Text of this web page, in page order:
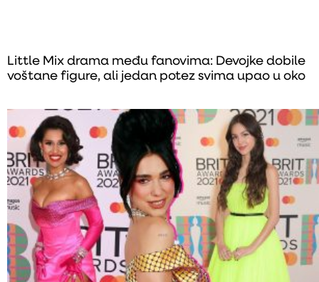
Little Mix drama među fanovima: Devojke dobile
voštane figure, ali jedan potez svima upao u oko